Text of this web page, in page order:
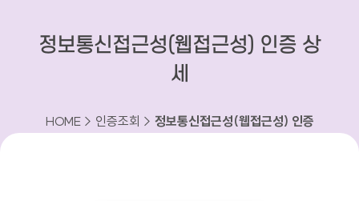
정보통신접근성(웹접근성) 인증 상
세
HOME > 인증조회 > 정보통신접근성(웹접근성) 인증